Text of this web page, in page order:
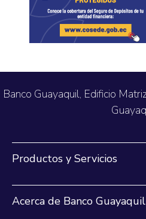
Banco Guayaquil, Edificio
Productos y Servicios
Acerca de Banco Guayaquil